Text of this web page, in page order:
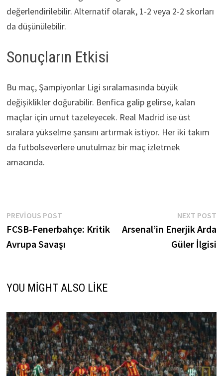
değerlendirilebilir. Alternatif olarak, 1-2 veya 2-2 skorları
da düşünülebilir.
Sonuçların Etkisi
Bu maç, Şampiyonlar Ligi sıralamasında büyük
değişiklikler doğurabilir. Benfica galip gelirse, kalan
maçlar için umut tazeleyecek. Real Madrid ise üst
sıralara yükselme şansını artırmak istiyor. Her iki takım
da futbolseverlere unutulmaz bir maç izletmek
amacında.
Yazı
gezinmesi
PREVIOUS POSTPrevious
post:
FCSB-Fenerbahçe: Kritik
Avrupa Savaşı
NEXT POST
Arsenal’in Enerjik Arda
Güler İlgisi
YOU MIGHT ALSO LIKE